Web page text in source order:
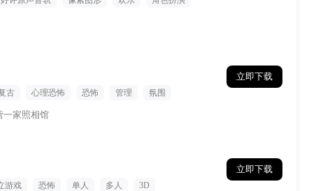
古 心理恐怖 恐怖 管理 氛围
一家照相馆
立即下载
游戏 恐怖 单人 多人 3D
立即下载